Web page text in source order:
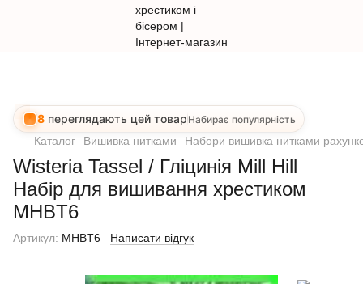
8 переглядають цей товар Набирає популярність
Каталог Вишивка нитками Набори вишивка нитками
Wisteria Tassel / Гліцинія Mill Hill
Набір для вишивання хрестиком
MHBT6
Артикул: MHBT6 Написати відгук